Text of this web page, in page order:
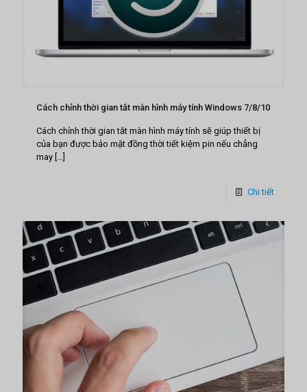
Cách chỉnh thời gian tắt màn hình máy tính Windows 7/8/10
Cách chỉnh thời gian tắt màn hình máy tính sẽ giúp thiết bị
của bạn được bảo mật đồng thời tiết kiệm pin nếu chẳng
may […]
Chi tiết